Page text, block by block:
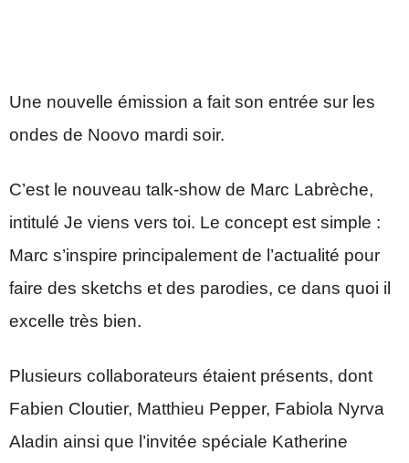
Une nouvelle émission a fait son entrée sur les
ondes de Noovo mardi soir.
C’est le nouveau talk-show de Marc Labrèche,
intitulé Je viens vers toi. Le concept est simple :
Marc s’inspire principalement de l’actualité pour
faire des sketchs et des parodies, ce dans quoi il
excelle très bien.
Plusieurs collaborateurs étaient présents, dont
Fabien Cloutier, Matthieu Pepper, Fabiola Nyrva
Aladin ainsi que l’invitée spéciale Katherine